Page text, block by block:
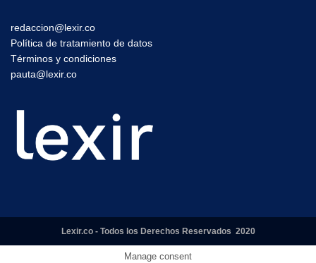
redaccion@lexir.co
Política de tratamiento de datos
Términos y condiciones
pauta@lexir.co
Lexir.co - Todos los Derechos Reservados 2020
Manage consent